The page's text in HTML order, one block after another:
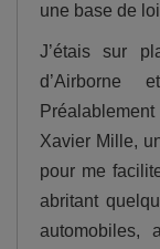
une base de
J’étais sur
d’Airborne
Xavier Mille,
pour me
abritant
automobiles,